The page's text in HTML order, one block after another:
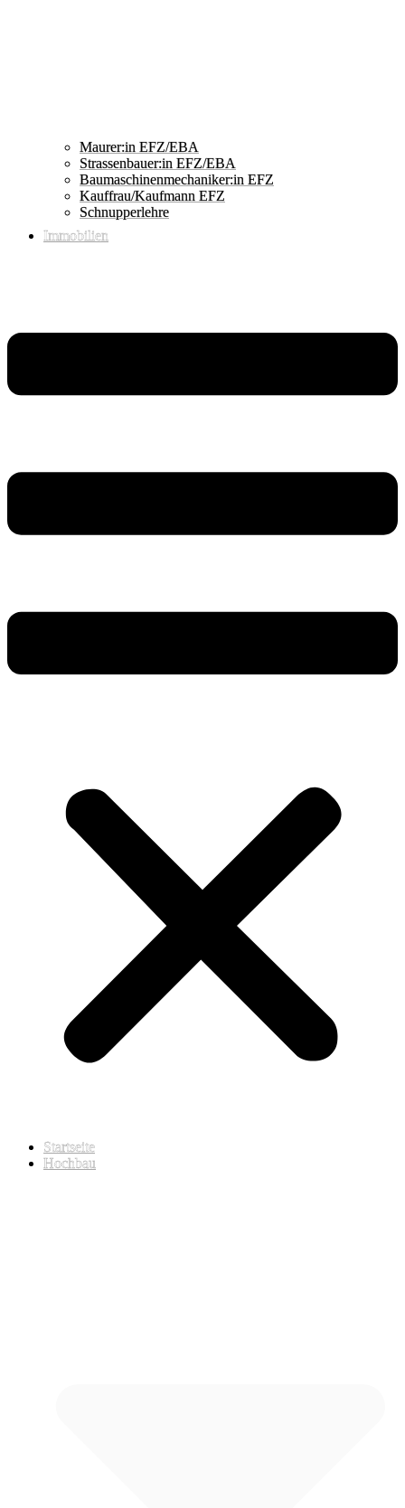
Maurer:in EFZ/EBA
Strassenbauer:in EFZ/EBA
Baumaschinenmechaniker:in EFZ
Kauffrau/Kaufmann EFZ
Schnupperlehre
Immobilien
Startseite
Hochbau